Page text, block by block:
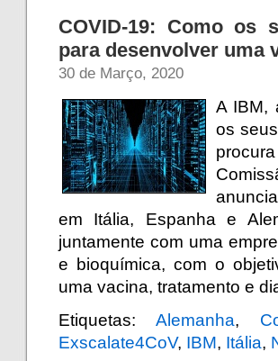
COVID-19: Como os
para desenvolver uma
30 de Março, 2020
A IBM,
os
em Itália, Espanha e
juntamente com uma
e bioquímica, com o
uma vacina, tratamento e
Etiquetas: Alemanha,
Exscalate4CoV, IBM, Itália,